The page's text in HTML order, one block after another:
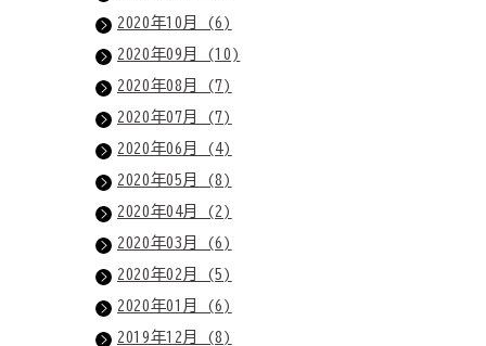
2020年10月 (6)
2020年09月 (10)
2020年08月 (7)
2020年07月 (7)
2020年06月 (4)
2020年05月 (8)
2020年04月 (2)
2020年03月 (6)
2020年02月 (5)
2020年01月 (6)
2019年12月 (8)